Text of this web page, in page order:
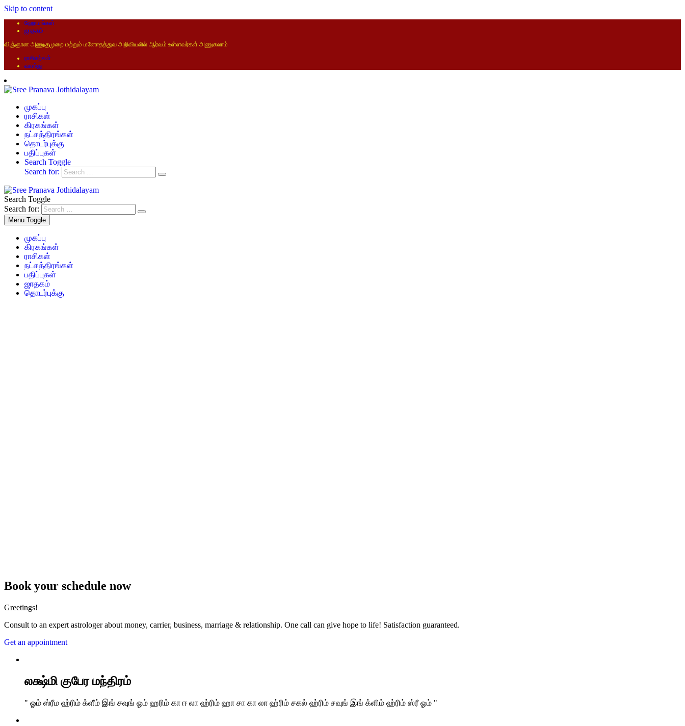
Skip to content
ஹோமங்கள்
ஜாதகம்
விஞ்ஞான அணுகுமுறை மற்றும் மனோதத்துவ அறிவியலில் ஆர்வம் உள்ளவர்கள் அணுகலாம்
ராசிகற்கள்
வாஸ்து
முகப்பு
ராசிகள்
கிரகங்கள்
நட்சத்திரங்கள்
தொடர்புக்கு
பதிப்புகள்
Search Toggle
Search for:
Search Toggle
Search for:
Menu Toggle
முகப்பு
கிரகங்கள்
ராசிகள்
நட்சத்திரங்கள்
பதிப்புகள்
ஜாதகம்
தொடர்புக்கு
Book your schedule now
Greetings!
Consult to an expert astrologer about money, carrier, business, marriage & relationship. One call can give hope to life! Satisfaction guaranteed.
Get an appointment
லக்ஷ்மி குபேர மந்திரம்
" ஓம் ஸ்ரீம ஹ்ரிம் க்ளீம் இங் சவுங் ஓம் ஹரிம் கா ஈ லா ஹ்ரிம் ஹா சா கா லா ஹ்ரிம் சகல் ஹ்ரிம் சவுங் இங் க்ளிம் ஹ்ரிம் ஸ்ரீ ஓம் "